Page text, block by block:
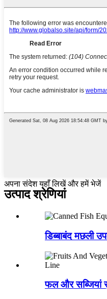
अपना संदेश यहाँ लिखें और हमें भेजें
उत्पाद श्रेणियां
डिब्बाबंद मछली
फल और सब्जियां